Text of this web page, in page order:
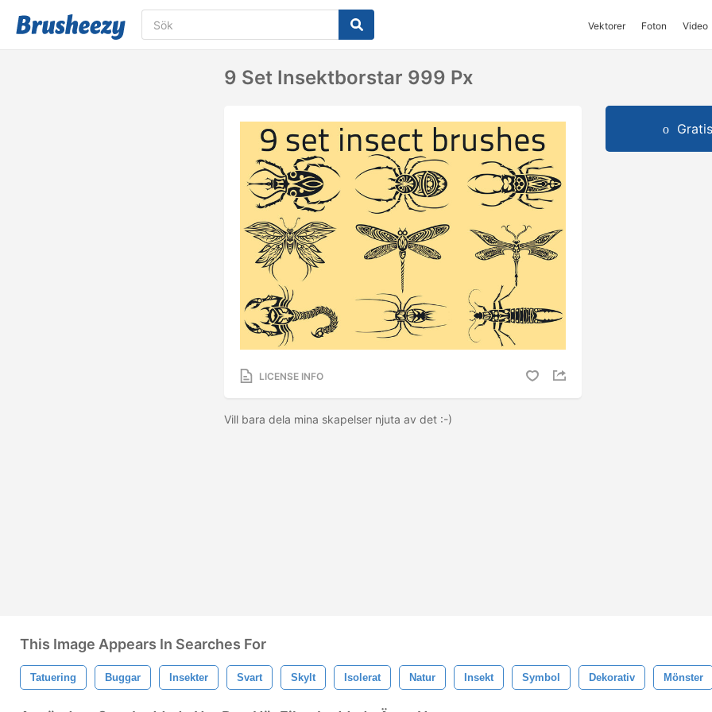
Vektorer Foton Video
9 Set Insektborstar 999 Px
LICENSE INFO
Vill bara dela mina skapelser njuta av det :-)
This Image Appears In Searches For
Tatuering Buggar Insekter Svart Skylt Isolerat Natur Insekt Symbol Dekorativ Mönster